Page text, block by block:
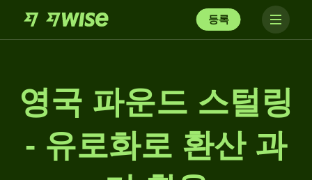
등록
영국 파운드 스털링
- 유로화로 환산 과